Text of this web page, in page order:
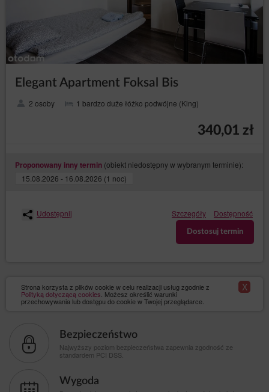
Elegant Apartment Foksal Bis
2 osoby 1 bardzo duże łóżko podwójne (King)
340,01 zł
Proponowany inny termin (obiekt niedostępny w wybranym terminie):
15.08.2026 - 16.08.2026 (1 noc)
Udostępnij Szczegóły Dostępność
Dostosuj termin
Strona korzysta z plików cookie w celu realizacji usług zgodnie z
Polityką dotyczącą cookies . Możesz określić warunki
przechowywania lub dostępu do cookie w Twojej przeglądarce.
X
Bezpieczeństwo
Najwyższy poziom bezpieczeństwa zapewnia zgodność ze
standardem PCI DSS.
Wygoda